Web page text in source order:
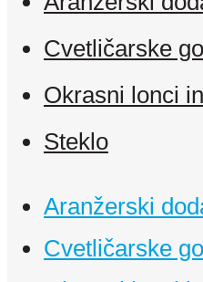
Cvetličarske
Okrasni lonci
Steklo
Aranžerski
Cvetličarske